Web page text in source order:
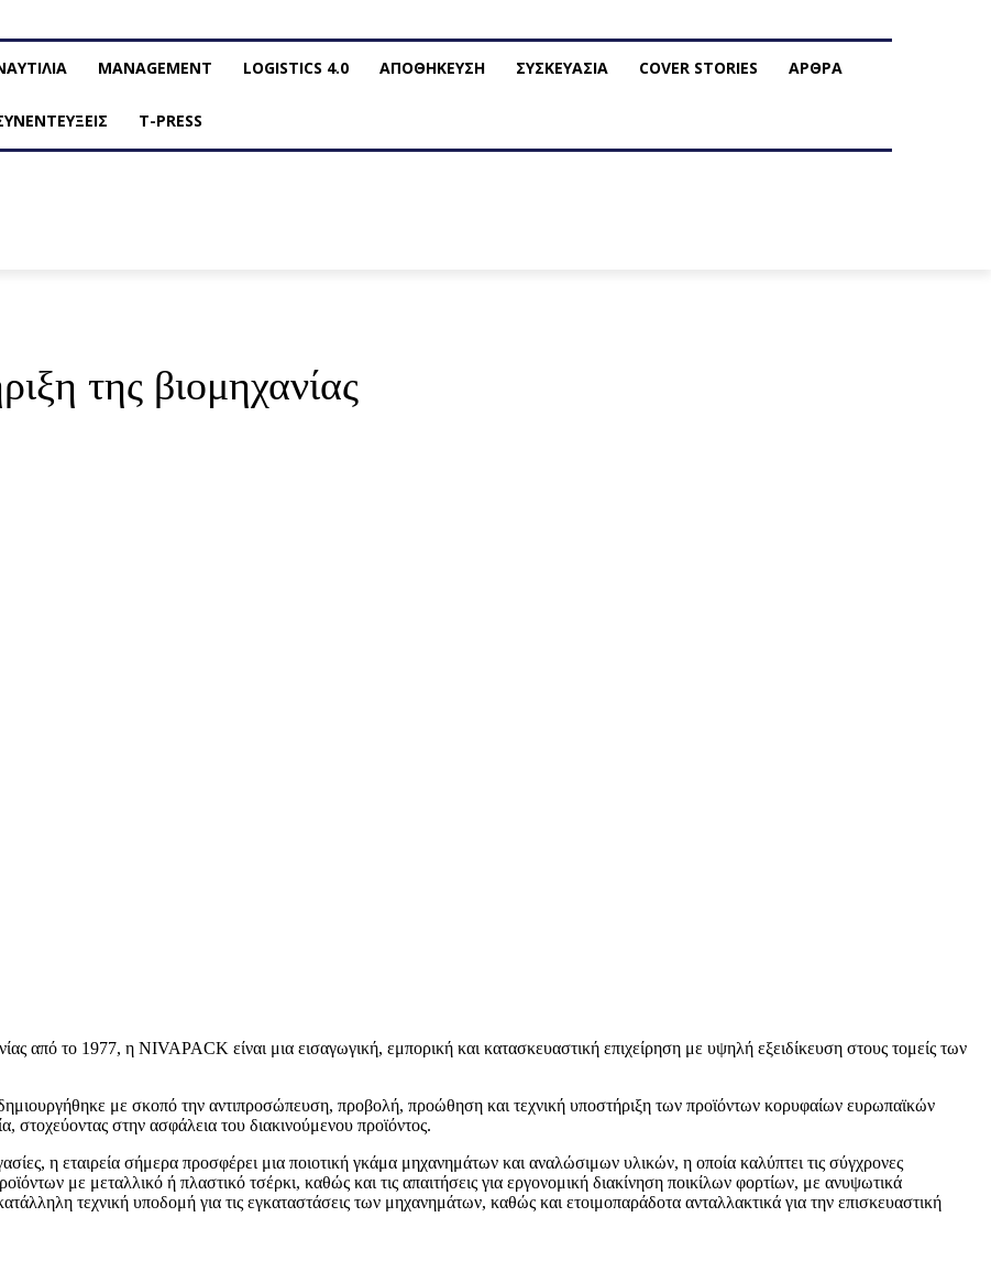
MANAGEMENT LOGISTICS 4.0 ΑΠΟΘΗΚΕΥΣΗ ΣΥΣΚΕΥΑΣΙΑ COVER STORIES ΑΡΘΡΑ
T-PRESS
της βιομηχανίας
από το 1977, η NIVAPACK είναι μια εισαγωγική, εμπορική και κατασκευαστική επιχείρηση με υψηλή εξειδίκευση στους τομείς των
με σκοπό την αντιπροσώπευση, προβολή, προώθηση και τεχνική υποστήριξη των προϊόντων κορυφαίων ευρωπαϊκών
στοχεύοντας στην ασφάλεια του διακινούμενου προϊόντος.
η εταιρεία σήμερα προσφέρει μια ποιοτική γκάμα μηχανημάτων και αναλώσιμων υλικών, η οποία καλύπτει τις σύγχρονες
με μεταλλικό ή πλαστικό τσέρκι, καθώς και τις απαιτήσεις για εργονομική διακίνηση ποικίλων φορτίων, με ανυψωτικά
τεχνική υποδομή για τις εγκαταστάσεις των μηχανημάτων, καθώς και ετοιμοπαράδοτα ανταλλακτικά για την επισκευαστική